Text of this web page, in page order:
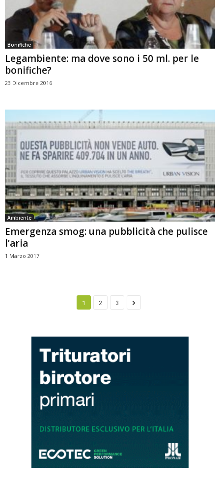
Bonifiche
Legambiente: ma dove sono i 50 ml. per le
bonifiche?
23 Dicembre 2016
Ambiente
Emergenza smog: una pubblicità che pulisce
l’aria
1 Marzo 2017
1 2 3